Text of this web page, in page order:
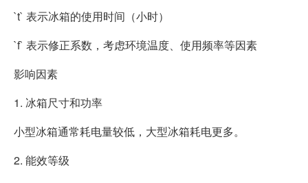
`t` 表示冰箱的使用时间（小时）
`f` 表示修正系数，考虑环境温度、使用频率等因素
影响因素
1. 冰箱尺寸和功率
小型冰箱通常耗电量较低，大型冰箱耗电更多。
2. 能效等级